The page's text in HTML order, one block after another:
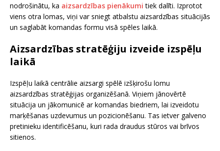
nodrošinātu, ka aizsardzības pienākumi tiek dalīti. Izprotot
viens otra lomas, viņi var sniegt atbalstu aizsardzības situācijās
un saglabāt komandas formu visā spēles laikā.
Aizsardzības stratēģiju izveide izspēļu
laikā
Izspēļu laikā centrālie aizsargi spēlē izšķirošu lomu
aizsardzības stratēģijas organizēšanā. Viņiem jānovērtē
situācija un jākomunicē ar komandas biedriem, lai izveidotu
marķēšanas uzdevumus un pozicionēšanu. Tas ietver galveno
pretinieku identificēšanu, kuri rada draudus stūros vai brīvos
sitienos.